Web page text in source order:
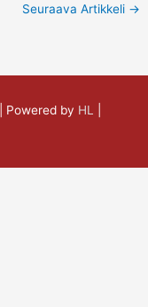
Seuraava Artikkeli →
| Powered by HL